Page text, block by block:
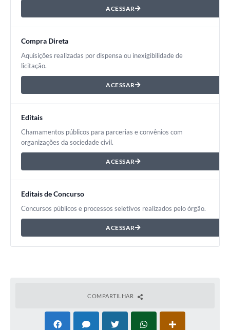
ACESSAR
Compra Direta
Aquisições realizadas por dispensa ou inexigibilidade de
licitação.
ACESSAR
Editais
Chamamentos públicos para parcerias e convênios com
organizações da sociedade civil.
ACESSAR
Editais de Concurso
Concursos públicos e processos seletivos realizados pelo órgão.
ACESSAR
COMPARTILHAR